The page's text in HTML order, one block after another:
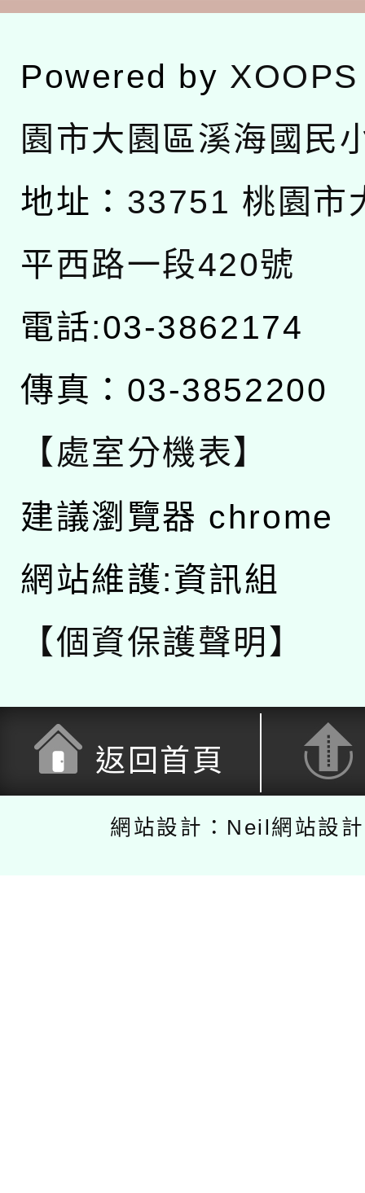
Powered by XOOPS
園市大園區溪海國民
地址： 33751 桃園市
平西路一段420號
電話:03-3862174
傳真：03-3852200
【處室分機表】
建議瀏覽器 chrome
網站維護:資訊組
【個資保護聲明】
返回首頁
網站設計：Neil網站設